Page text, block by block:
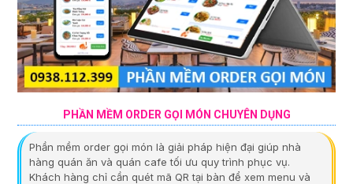
PHẦN MỀM ORDER GỌI MÓN CHUYÊN DỤNG
Phần mềm order gọi món là giải pháp hiện đại giúp nhà
hàng quán ăn và quán cafe tối ưu quy trình phục vụ.
Khách hàng chỉ cần quét mã QR tại bàn để xem menu và